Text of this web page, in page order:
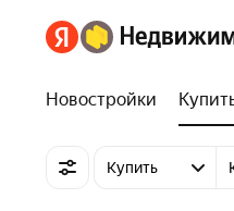
Новостройки
Купить